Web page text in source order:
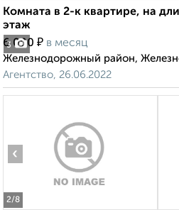
3
Комната в 2-к квартире, на
этаж
6 000 ₽ в месяц
Железнодорожный район,
Агентство, 26.06.2022
2/8
‹